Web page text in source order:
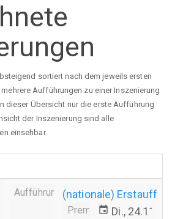
sortiert nach dem jeweils ersten
Aufführungen zu einer Inszenierung
dieser Übersicht nur die erste Aufführung
der Inszenierung sind alle
einsehbar.
Aufführung (nationale)
Premiere
event Di.,